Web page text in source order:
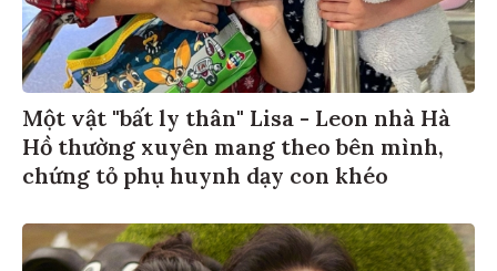
Một vật "bất ly thân" Lisa - Leon nhà Hà
Hồ thường xuyên mang theo bên mình,
chứng tỏ phụ huynh dạy con khéo